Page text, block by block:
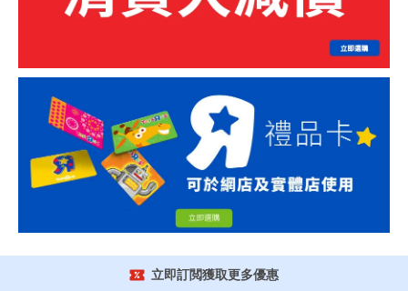
立即訂閲獲取更多優惠